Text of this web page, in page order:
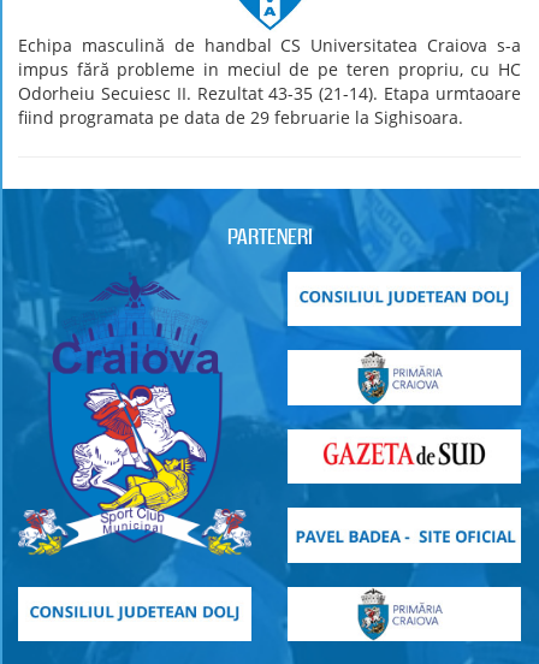
Echipa masculină de handbal CS Universitatea Craiova s-a
impus fără probleme in meciul de pe teren propriu, cu HC
Odorheiu Secuiesc II. Rezultat 43-35 (21-14). Etapa urmtaoare
fiind programata pe data de 29 februarie la Sighisoara.
PARTENERI